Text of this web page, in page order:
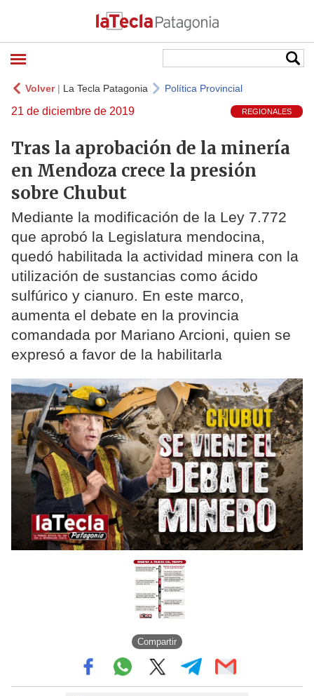
Volver| La Tecla Patagonia Política Provincial
21 de diciembre de 2019 REGIONALES
Tras la aprobación de la minería
en Mendoza crece la presión
sobre Chubut
Mediante la modificación de la Ley 7.772
que aprobó la Legislatura mendocina,
quedó habilitada la actividad minera con la
utilización de sustancias como ácido
sulfúrico y cianuro. En este marco,
aumenta el debate en la provincia
comandada por Mariano Arcioni, quien se
expresó a favor de la habilitarla
Compartir